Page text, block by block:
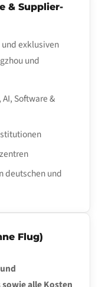
& Supplier-
exklusiven
und
Software &
deutschen und
Flug)